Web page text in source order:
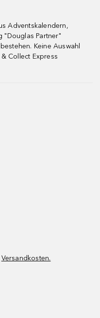
Adventskalendern,
"Douglas Partner"
Keine Auswahl
Collect Express
Versandkosten.